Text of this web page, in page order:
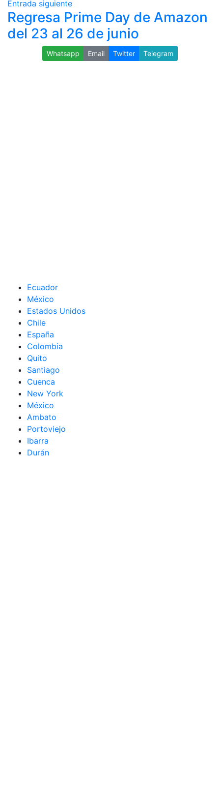
Entrada siguiente
Regresa Prime Day de Amazon
del 23 al 26 de junio
Whatsapp Email Twitter Telegram
Ecuador
México
Estados Unidos
Chile
España
Colombia
Quito
Santiago
Cuenca
New York
México
Ambato
Portoviejo
Ibarra
Durán